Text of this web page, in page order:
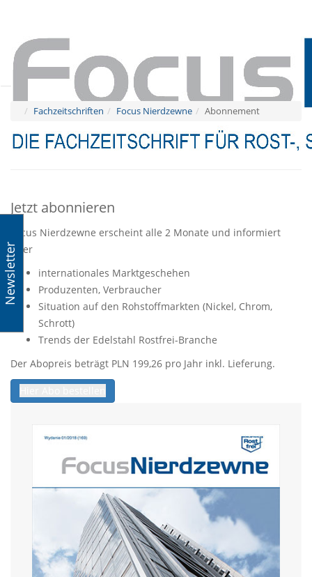
Fachzeitschriften Focus Nierdzewne Abonnement
Jetzt abonnieren
Focus Nierdzewne erscheint alle 2 Monate und informiert
über
internationales Marktgeschehen
Produzenten, Verbraucher
Situation auf den Rohstoffmarkten (Nickel, Chrom,
Schrott)
Trends der Edelstahl Rostfrei-Branche
Der Abopreis beträgt PLN 199,26 pro Jahr inkl. Lieferung.
Newsletter